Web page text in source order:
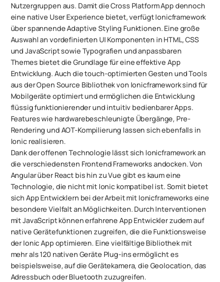
Nutzergruppen aus. Damit die Cross Platform App dennoch
eine native User Experience bietet, verfügt Ionicframework
über spannende Adaptive Styling Funktionen. Eine große
Auswahl an vordefinierten UI Komponenten in HTML, CSS
und JavaScript sowie Typografien und anpassbaren
Themes bietet die Grundlage für eine effektive App
Entwicklung. Auch die touch-optimierten Gesten und Tools
aus der Open Source Bibliothek von Ionicframework sind für
Mobilgeräte optimiert und ermöglichen die Entwicklung
flüssig funktionierender und intuitiv bedienbarer Apps.
Features wie hardwarebeschleunigte Übergänge, Pre-
Rendering und AOT-Kompilierung lassen sich ebenfalls in
Ionic realisieren.
Dank der offenen Technologie lässt sich Ionicframework an
die verschiedensten Frontend Frameworks andocken. Von
Angular über React bis hin zu Vue gibt es kaum eine
Technologie, die nicht mit Ionic kompatibel ist. Somit bietet
sich App Entwicklern bei der Arbeit mit Ionicframeworks eine
besondere Vielfalt an Möglichkeiten. Durch Interventionen
mit JavaScript können erfahrene App Entwickler zudem auf
native Gerätefunktionen zugreifen, die die Funktionsweise
der Ionic App optimieren. Eine vielfältige Bibliothek mit
mehr als 120 nativen Geräte Plug-ins ermöglicht es
beispielsweise, auf die Gerätekamera, die Geolocation, das
Adressbuch oder Bluetooth zuzugreifen.